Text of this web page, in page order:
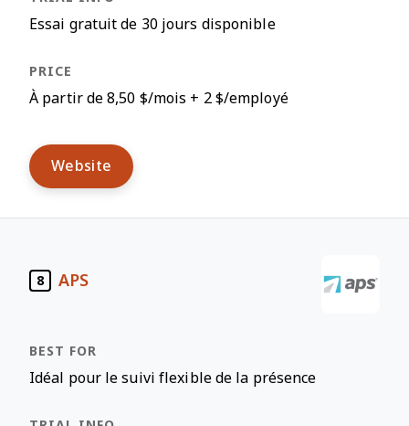
Essai gratuit de 30 jours disponible
À partir de 8,50 $/mois + 2 $/employé
Website
8 APS
Idéal pour le suivi flexible de la présence